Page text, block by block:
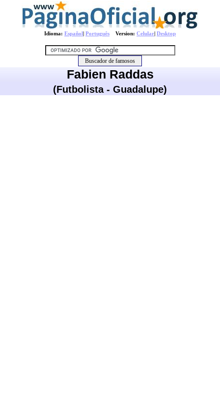
Idioma: Español| Português Version: Celular| Desktop
Fabien Raddas
(Futbolista - Guadalupe)